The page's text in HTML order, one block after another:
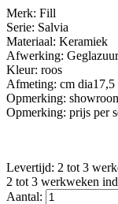
Merk: Fill
Serie: Salvia
Materiaal: Keramiek
Afwerking:
Kleur: roos
Afmeting: cm dia17,5
Opmerking:
Opmerking: prijs per
Levertijd: 2 tot 3
2 tot 3 werkweken
Aantal: